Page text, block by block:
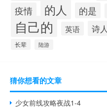
疫情 的人 的是
自己的 英语 诗人
长辈 陆游
猜你想看的文章
少女前线攻略夜战1-4